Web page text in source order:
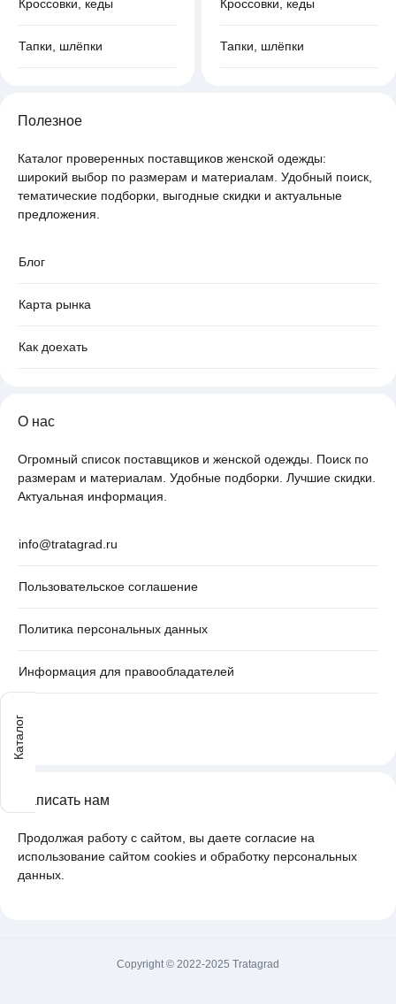
Полезное
Каталог проверенных поставщиков женской одежды:
широкий выбор по размерам и материалам. Удобный поиск,
тематические подборки, выгодные скидки и актуальные
предложения.
Блог
Карта рынка
Как доехать
О нас
Огромный список поставщиков и женской одежды. Поиск по
размерам и материалам. Удобные подборки. Лучшие скидки.
Актуальная информация.
info@tratagrad.ru
Пользовательское соглашение
Политика персональных данных
Информация для правообладателей
Написать нам
Продолжая работу с сайтом, вы даете согласие на
использование сайтом cookies и обработку персональных
данных.
Кроссовки, кеды
Тапки, шлёпки
Кроссовки, кеды
Тапки, шлёпки
Copyright © 2022-2025 Tratagrad
Каталог